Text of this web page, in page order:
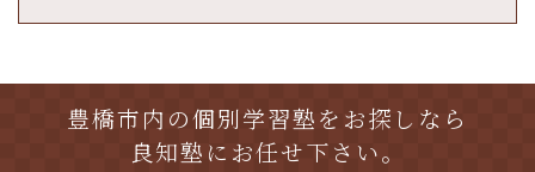
豊橋市内の個別学習塾をお探しなら
良知塾にお任せ下さい。